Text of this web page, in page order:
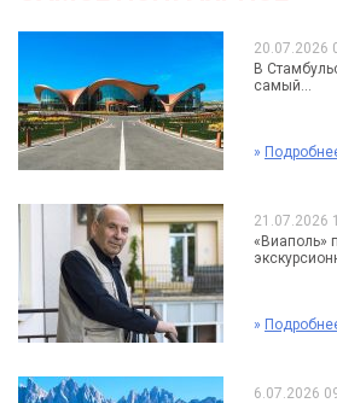
20.07.2026
В
самый...
»
21.07.2026
«Виаполь»
»
6.07.2026